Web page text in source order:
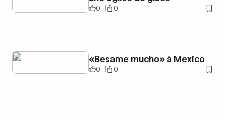
0 0
«Besame mucho» à Mexico
0 0